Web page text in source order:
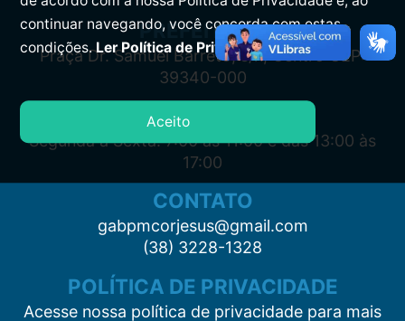
PREFEITURA
Praça Dr. Samuel Barreto, s/n, Centro CEP:
39340-000
ATENDIMENTO
Segunda à Sexta: 7:00 às 11:00 e das 13:00 às
17:00
CONTATO
gabpmcorjesus@gmail.com
(38) 3228-1328
POLÍTICA DE PRIVACIDADE
Acesse nossa política de privacidade para mais
continuar navegando, você concorda com estas
condições.Ler Política de Privacidade.
Aceito